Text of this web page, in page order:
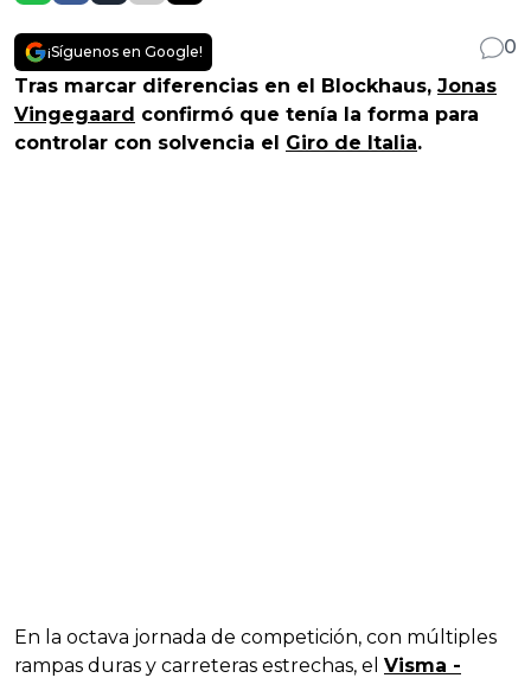
¡Síguenos en Google!
0
Tras marcar diferencias en el Blockhaus, Jonas
Vingegaard confirmó que tenía la forma para
controlar con solvencia el Giro de Italia.
En la octava jornada de competición, con múltiples
rampas duras y carreteras estrechas, el Visma -